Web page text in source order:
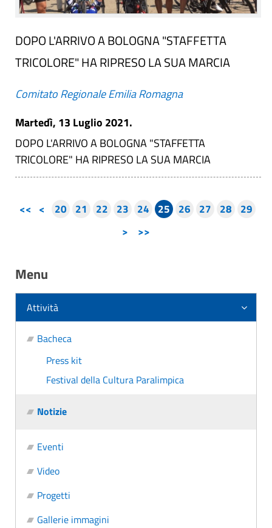
DOPO L'ARRIVO A BOLOGNA "STAFFETTA
TRICOLORE" HA RIPRESO LA SUA MARCIA
Comitato Regionale Emilia Romagna
Martedì, 13 Luglio 2021.
DOPO L'ARRIVO A BOLOGNA "STAFFETTA
TRICOLORE" HA RIPRESO LA SUA MARCIA
<< < 20 21 22 23 24 25 26 27 28
29
>
>>
Menu
Attività
Bacheca
Press kit
Festival della Cultura Paralimpica
Notizie
Eventi
Video
Progetti
Gallerie immagini